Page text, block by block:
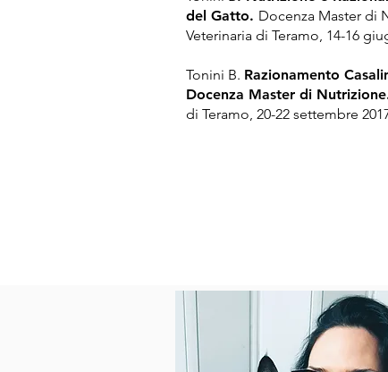
del Gatto. Docenza Master di
Veterinaria di Teramo, 14-16
Tonini B. Razionamento
Docenza Master di
di Teramo, 20-22 settembre